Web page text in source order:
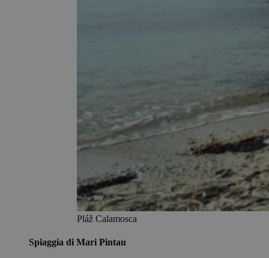
Pláž Calamosca
Spiaggia di Mari Pintau